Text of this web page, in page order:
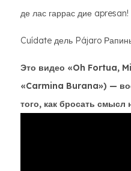
де лас гаррас дие apresan!
Cuídate дель Pájaro
Это видео «Oh Fortua,
«Carmina Burana») —
того, как бросать смысл